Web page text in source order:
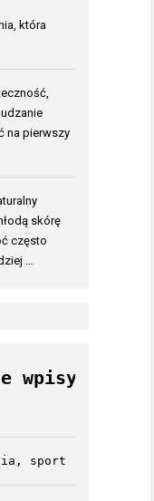
która
na pierwszy
skórę
często
…
wpisy
sport